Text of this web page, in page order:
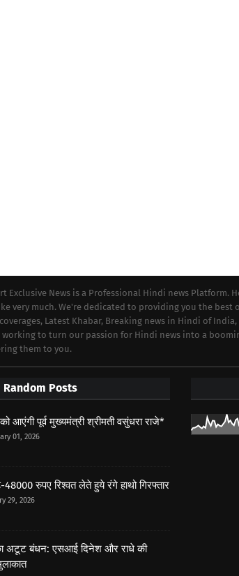
Exclusive News is a Professional Hindi news
very much. We're dedicated to providing you the
Latest Khabar, Breaking news in Hindi of
working to turn our passion for Hindi news into a
them to you.
Random Posts
आएंगी पूर्व मुख्यमंत्री श्रीमती वसुंधरा राजे*
01, 2026
रुपए रिश्वत लेते हुये रंगे हाथो गिरफ्तार
29, 2026
अटूट बंधन: एसआई दिनेश और राधे की